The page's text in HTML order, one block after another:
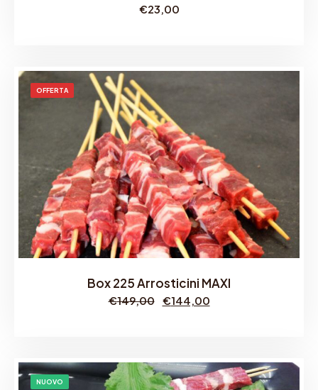
€23,00
OFFERTA
Box 225 Arrosticini MAXI
€149,00
I
z
z
€144,00I
z
z
NUOVO